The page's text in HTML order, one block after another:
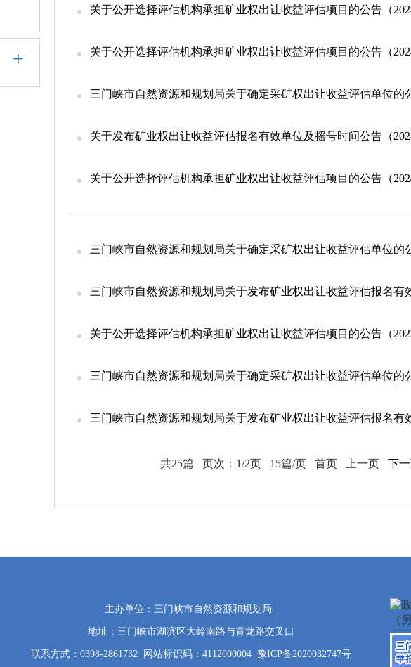
+
关于公开选择评估机构承担矿业权出让收益评估项目的公告（
关于公开选择评估机构承担矿业权出让收益评估项目的公告（
三门峡市自然资源和规划局关于确定采矿权出让收益评估单位的公告（
关于发布矿业权出让收益评估报名有效单位及摇号时间公告（
关于公开选择评估机构承担矿业权出让收益评估项目的公告（
三门峡市自然资源和规划局关于确定采矿权出让收益评估单位的公告（
三门峡市自然资源和规划局关于发布矿业权出让收益评估报名有效单位及摇号时间公告
关于公开选择评估机构承担矿业权出让收益评估项目的公告（
三门峡市自然资源和规划局关于确定采矿权出让收益评估单位的公告（
三门峡市自然资源和规划局关于发布矿业权出让收益评估报名有效单位及摇号时间公告
共25篇 页次：1/2页 15篇/页 首页 上一页 下
主办单位：三门峡市自然资源和规划局
地址：三门峡市湖滨区大岭南路与青龙路交叉口
联系方式：0398-2861732 网站标识码：4112000004 豫ICP备2020032747号